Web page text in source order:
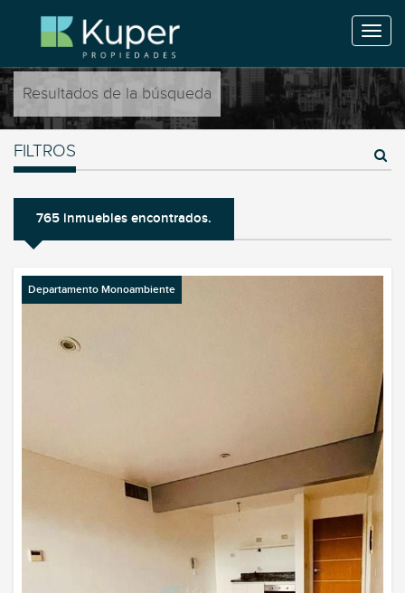
Resultados de la búsqueda
FILTROS
765 inmuebles encontrados.
Departamento Monoambiente